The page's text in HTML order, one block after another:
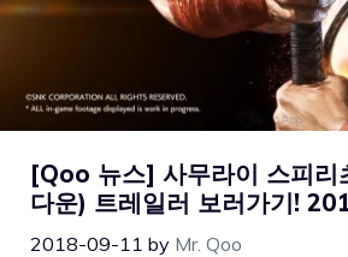
[Qoo 뉴스] 사무라이 스피리
다운) 트레일러 보러가기!
2018-09-11 by Mr. Qoo